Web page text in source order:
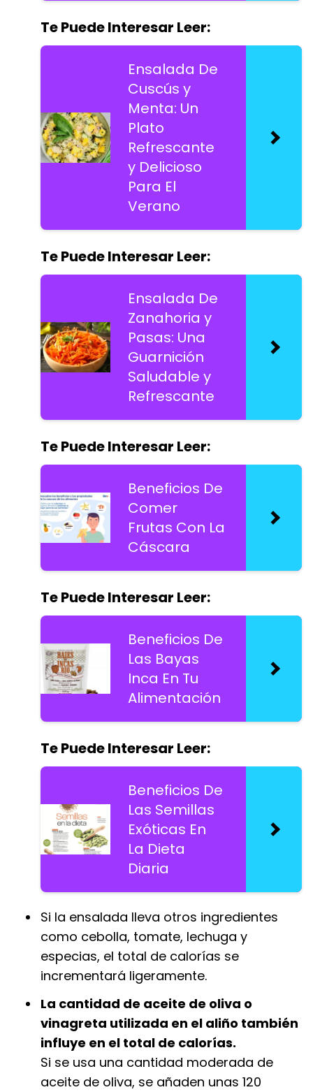
Te Puede Interesar Leer:
Ensalada De
Cuscús y
Menta: Un
Plato
Refrescante
y Delicioso
Para El
Verano
Te Puede Interesar Leer:
Ensalada De
Zanahoria y
Pasas: Una
Guarnición
Saludable y
Refrescante
Te Puede Interesar Leer:
Beneficios De
Comer
Frutas Con La
Cáscara
Te Puede Interesar Leer:
Beneficios De
Las Bayas
Inca En Tu
Alimentación
Te Puede Interesar Leer:
Beneficios De
Las Semillas
Exóticas En
La Dieta
Diaria
Si la ensalada lleva otros ingredientes
como cebolla, tomate, lechuga y
especias, el total de calorías se
incrementará ligeramente.
La cantidad de aceite de oliva o
vinagreta utilizada en el aliño también
influye en el total de calorías.
Si se usa una cantidad moderada de
aceite de oliva, se añaden unas 120